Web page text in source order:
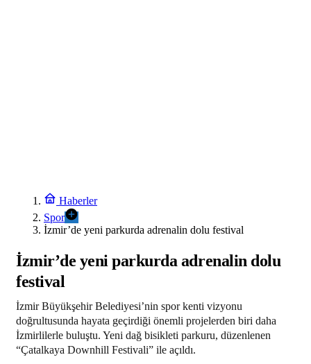
Samsun’da Alaçam’a yeni yaşam alanı kazandırıldı
Cumhurbaşkanı Erdoğan, Suudi Arabistan yolcusu
23:12
yolculuğunda yeni dönem
Haberler
Spor
İzmir’de yeni parkurda adrenalin dolu festival
İzmir’de yeni parkurda adrenalin dolu
festival
İzmir Büyükşehir Belediyesi’nin spor kenti vizyonu
doğrultusunda hayata geçirdiği önemli projelerden biri daha
İzmirlilerle buluştu. Yeni dağ bisikleti parkuru, düzenlenen
“Çatalkaya Downhill Festivali” ile açıldı.